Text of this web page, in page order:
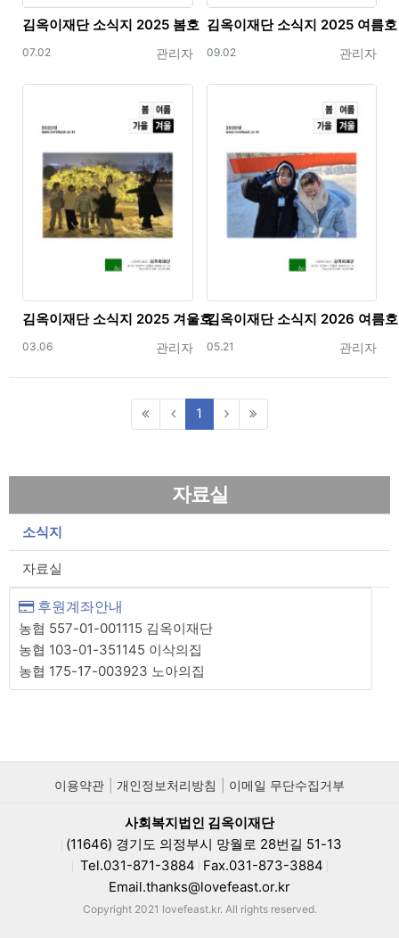
김옥이재단 소식지 2025 봄호
등록자
관리자
등록일
07.02
김옥이재단 소식지 2025 여름호
등록자
관리자
등록일
09.02
김옥이재단 소식지 2025 겨울호
등록자
관리자
등록일
03.06
김옥이재단 소식지 2026 여름호
등록자
관리자
등록일
05.21
1 (current)
자료실
소식지
자료실
후원계좌안내
농협 557-01-001115 김옥이재단
농협 103-01-351145 이삭의집
농협 175-17-003923 노아의집
이용약관 개인정보처리방침 이메일 무단수집거부
사회복지법인 김옥이재단
(11646) 경기도 의정부시 망월로 28번길 51-13
Tel.031-871-3884 Fax.031-873-3884
Email.thanks@lovefeast.or.kr
Copyright 2021 lovefeast.kr. All rights reserved.